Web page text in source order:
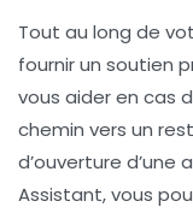
Tout au long de
fournir un soutien
vous aider en cas
chemin vers un
d’ouverture d’une
Assistant, vous